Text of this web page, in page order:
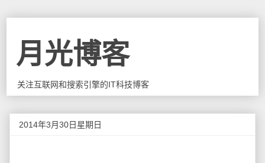
月光博客
关注互联网和搜索引擎的IT科技博客
2014年3月30日星期日